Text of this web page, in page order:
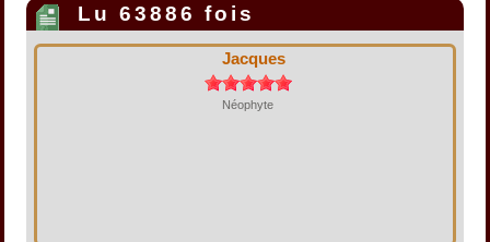
Lu 63886 fois
Jacques
Néophyte